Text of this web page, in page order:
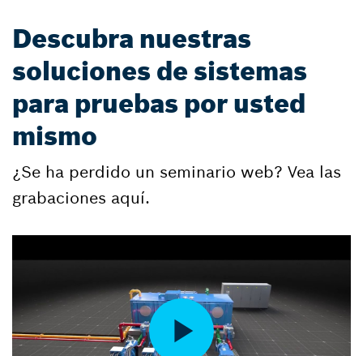
Descubra nuestras
soluciones de sistemas
para pruebas por usted
mismo
¿Se ha perdido un seminario web? Vea las
grabaciones aquí.